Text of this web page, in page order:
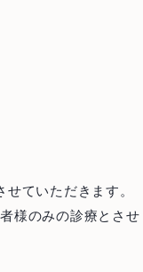
ていただきます。
様のみの診療とさせ